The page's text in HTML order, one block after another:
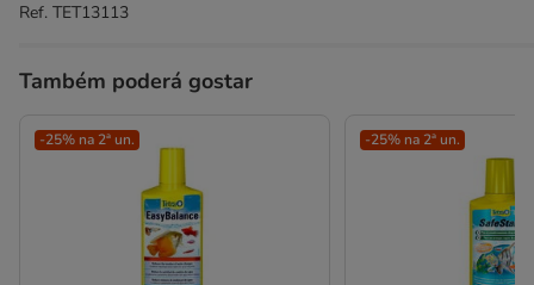
Ref. TET13113
Também poderá gostar
-25% na 2ª un. -25% na 2ª un.